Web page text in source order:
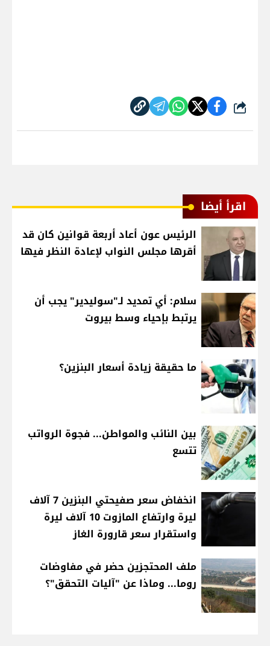
شارك
اقرأ أيضا
الرئيس عون أعاد أربعة قوانين كان قد
أقرها مجلس النواب لإعادة النظر فيها
سلام: أي تمديد لـ"سوليدير" يجب أن
يرتبط بإحياء وسط بيروت
ما حقيقة زيادة أسعار البنزين؟
بين النائب والمواطن... فجوة الرواتب
تتسع
انخفاض سعر صفيحتي البنزين 7 آلاف
ليرة وارتفاع المازوت 10 آلاف ليرة
واستقرار سعر قارورة الغاز
ملف المحتجزين حضر في مفاوضات
روما... وماذا عن "آليات التحقق"؟